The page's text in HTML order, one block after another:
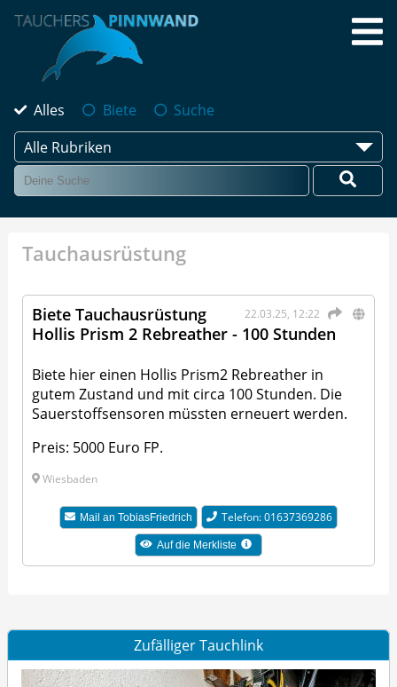
Alles Biete
Suche
Alle Rubriken
Tauchausrüstung
22.03.25, 12:22
Biete Tauchausrüstung
Hollis Prism 2 Rebreather - 100 Stunden
Biete hier einen Hollis Prism2 Rebreather in
gutem Zustand und mit circa 100 Stunden. Die
Sauerstoffsensoren müssten erneuert werden.
Preis: 5000 Euro FP.
Wiesbaden
Mail an TobiasFriedrich Telefon: 01637369286
Auf die Merkliste
Zufälliger Tauchlink